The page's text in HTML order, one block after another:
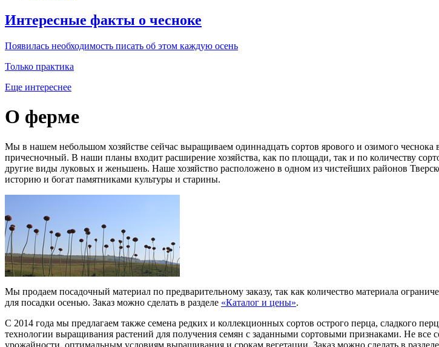
Интересные факты о чесноке
Появилась необходимость писать об этом каждую осень
Только практика
Еще интереснее
О ферме
Мы в нашем небольшом хозяйстве сейчас выращиваем одиннадцать сортов ярового и озимого
причесночный. В наши планы входит расширение хозяйства, как по площади, так и по количеству
другие виды луковых и женьшень. Наше хозяйство расположено в одном из чистейших районов
историю и богат памятниками культуры и старины.
Мы продаем посадочный материал по предварительному заказу, так как количество материала
для посадки осенью. Заказ можно сделать в разделе «Каталог и цены».
С 2014 года мы предлагаем также семена редких и коллекционных сортов острого перца, сладкого
технологии выращивания растений для получения семян с заданными сортовыми признаками. Не
урожайности, оптимальным условиям выращивания и срокам вегетации. Заказ можно сделать в разделе